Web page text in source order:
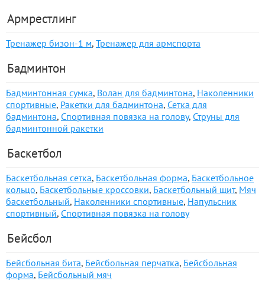
Армрестлинг
Тренажер бизон-1 м, Тренажер для армспорта
Бадминтон
Бадминтонная сумка, Волан для бадминтона, Наколенники
спортивные, Ракетки для бадминтона, Сетка для
бадминтона, Спортивная повязка на голову, Струны для
бадминтонной ракетки
Баскетбол
Баскетбольная сетка, Баскетбольная форма, Баскетбольное
кольцо, Баскетбольные кроссовки, Баскетбольный щит, Мяч
баскетбольный, Наколенники спортивные, Напульсник
спортивный, Спортивная повязка на голову
Бейсбол
Бейсбольная бита, Бейсбольная перчатка, Бейсбольная
форма, Бейсбольный мяч